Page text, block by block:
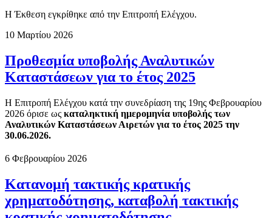
Η Έκθεση εγκρίθηκε από την Επιτροπή Ελέγχου.
10 Μαρτίου 2026
Προθεσμία υποβολής Αναλυτικών
Καταστάσεων για το έτος 2025
Η Επιτροπή Ελέγχου κατά την συνεδρίαση της 19ης Φεβρουαρίου
2026 όρισε ως καταληκτική ημερομηνία υποβολής των
Αναλυτικών Καταστάσεων Αιρετών για το έτος 2025 την
30.06.2026.
6 Φεβρουαρίου 2026
Κατανομή τακτικής κρατικής
χρηματοδότησης, καταβολή τακτικής